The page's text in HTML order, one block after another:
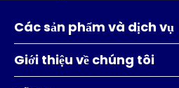
Các sản phẩm và dịch vụ
Giới thiệu về chúng tôi